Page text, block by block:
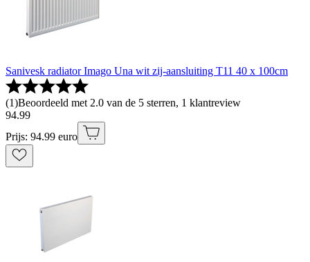
Sanivesk radiator Imago Una wit zij-aansluiting T11 40 x 100cm
(1)Beoordeeld met 2.0 van de 5 sterren, 1 klantreview
94.99
Prijs: 94.99 euro